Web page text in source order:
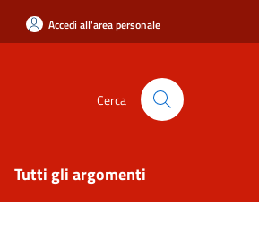
Accedi all'area personale
Cerca
Tutti gli argomenti